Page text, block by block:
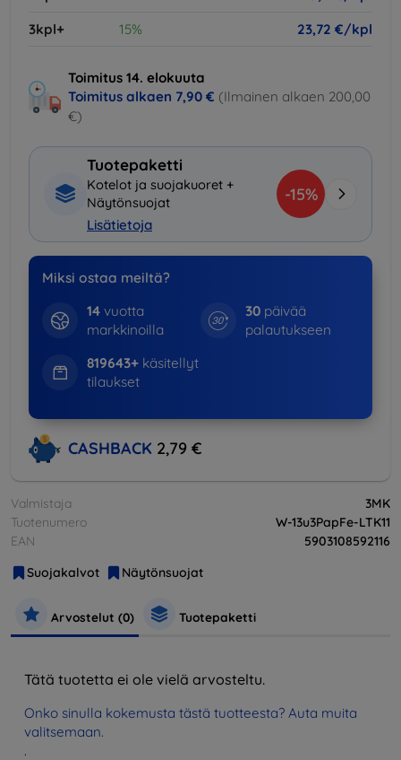
3kpl+
15% 23,72 €/kpl
Toimitus 14. elokuuta
Toimitus alkaen 7,90 € (Ilmainen alkaen 200,00
€)
Tuotepaketti
Kotelot ja suojakuoret +
Näytönsuojat
Lisätietoja
-15%
Miksi ostaa meiltä?
14vuotta
markkinoilla
30 päivää
palautukseen
819643+käsitellyt
tilaukset
CASHBACK 2,79 €
Valmistaja
3MK
Tuotenumero
W-13u3PapFe-LTK11
EAN
5903108592116
Suojakalvot
Näytönsuojat
Arvostelut (0) Tuotepaketti
Tätä tuotetta ei ole vielä arvosteltu.
Onko sinulla kokemusta tästä tuotteesta? Auta muita
valitsemaan.
.